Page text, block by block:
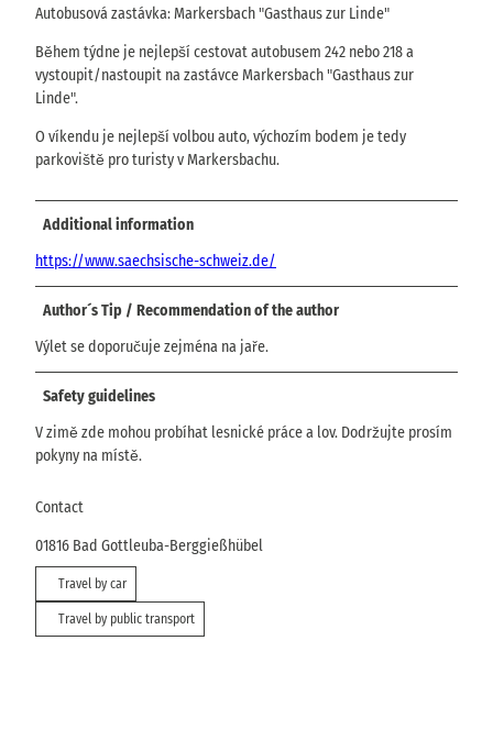
Autobusová zastávka: Markersbach "Gasthaus zur Linde"
Během týdne je nejlepší cestovat autobusem 242 nebo 218 a
vystoupit/nastoupit na zastávce Markersbach "Gasthaus zur
Linde".
O víkendu je nejlepší volbou auto, výchozím bodem je tedy
parkoviště pro turisty v Markersbachu.
Additional information
https://www.saechsische-schweiz.de/
Author´s Tip / Recommendation of the author
Výlet se doporučuje zejména na jaře.
Safety guidelines
V zimě zde mohou probíhat lesnické práce a lov. Dodržujte prosím
pokyny na místě.
Contact
01816 Bad Gottleuba-Berggießhübel
Travel by car
Travel by public transport